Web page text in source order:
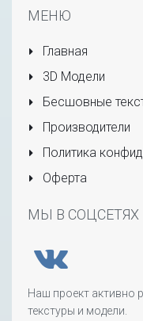
МЕНЮ
Главная
3D Модели
Бесшовные
Производители
Политика
Оферта
МЫ В СОЦСЕТЯХ
Наш проект активно
текстуры и модели.